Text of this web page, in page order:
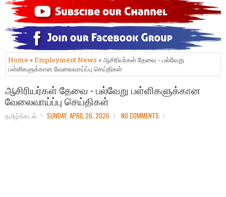
Home »Employment News » ஆசிரியர்கள் தேவை - பல்வேறு
பள்ளிகளுக்கான வேலைவாய்ப்பு செய்திகள்
ஆசிரியர்கள் தேவை - பல்வேறு பள்ளிகளுக்கான
வேலைவாய்ப்பு செய்திகள்
தமிழ்க்கடல் SUNDAY, APRIL 26, 2026 NO COMMENTS